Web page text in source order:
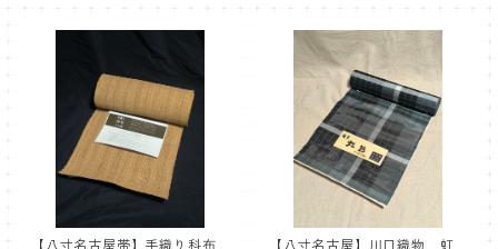
【八寸名古屋帯】手織り科布 【八寸名古屋】川口織物 虹